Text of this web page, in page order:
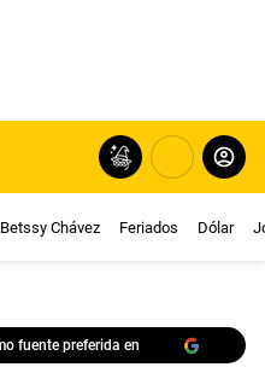
Betssy Chávez Feriados Dólar
fuente preferida en